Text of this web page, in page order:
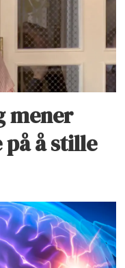
mener
å stille